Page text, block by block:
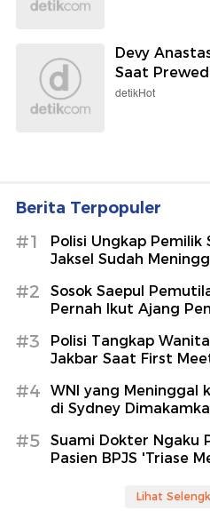
Devy
Saat Prewed
detikHot
Berita Terpopuler
#1
Polisi Ungkap Pemilik
Jaksel Sudah
#2
Sosok Saepul
Pernah Ikut Ajang
#3
Polisi Tangkap
Jakbar Saat First
#4
WNI yang Meninggal
di Sydney
#5
Suami Dokter Ngaku
Pasien BPJS 'Triase
Lihat